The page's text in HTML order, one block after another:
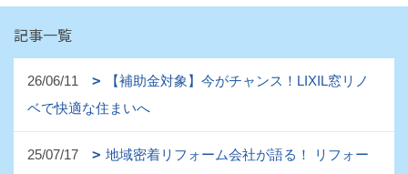
記事一覧
26/06/11
【補助金対象】今がチャンス！LIXIL窓リノ
ベで快適な住まいへ
25/07/17
地域密着リフォーム会社が語る！ リフォー